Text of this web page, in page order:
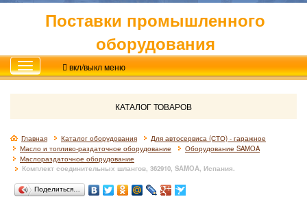
Поставки промышленного
оборудования
вкл/выкл меню
КАТАЛОГ ТОВАРОВ
Главная Каталог оборудования
Для автосервиса (СТО) - гаражное
Масло и топливо-раздаточное оборудование
Оборудование SAMOA
Маслораздаточное оборудование
Комплект соединительных шлангов, 362910, SAMOA, Испания.
Поделиться…